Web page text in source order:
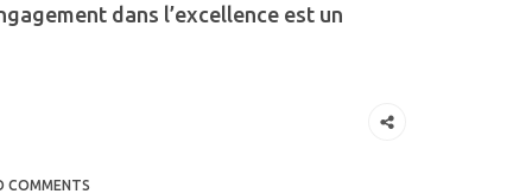
dans l’excellence est un
COMMENTS